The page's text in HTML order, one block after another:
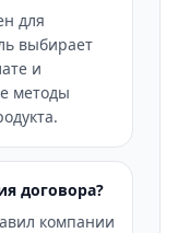
для
выбирает
и
методы
договора?
компании